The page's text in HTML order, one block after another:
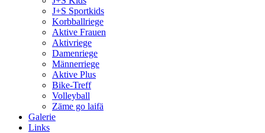
J+S Sportkids
Korbballriege
Aktive Frauen
Aktivriege
Damenriege
Männerriege
Aktive Plus
Bike-Treff
Volleyball
Zäme go laifä
Galerie
Links